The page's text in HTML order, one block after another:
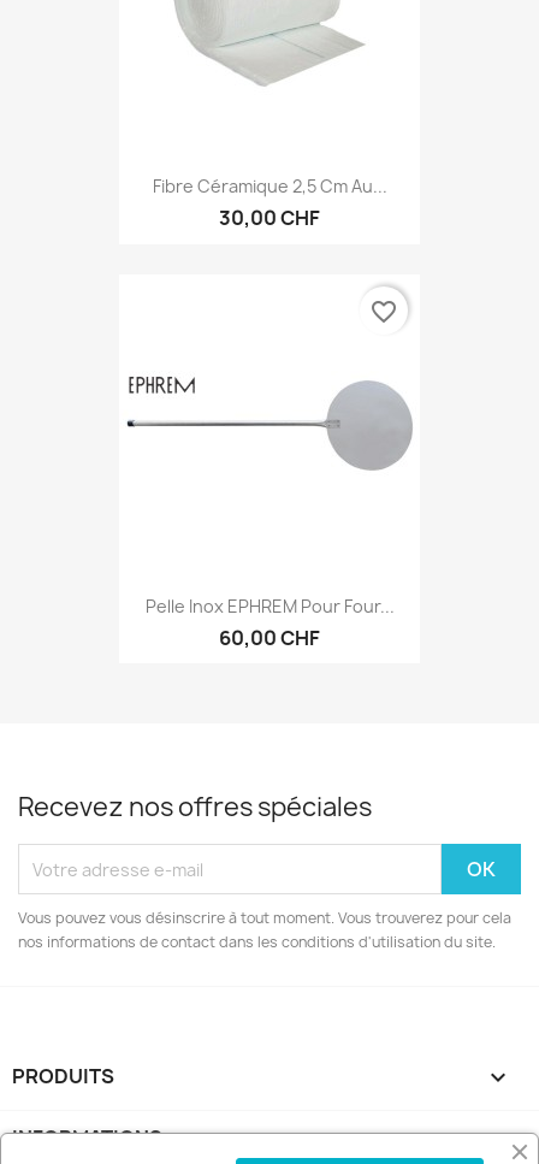
Fibre Céramique 2,5 Cm Au...
30,00 CHF
Pelle Inox EPHREM Pour Four...
60,00 CHF
favorite_border
Recevez nos offres spéciales
Vous pouvez vous désinscrire à tout moment. Vous trouverez pour cela
nos informations de contact dans les conditions d'utilisation du site.
PRODUITS 
INFORMATIONS 